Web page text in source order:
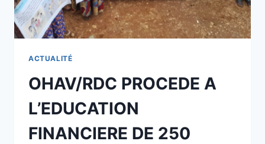
ACTUALITÉ
OHAV/RDC PROCEDE A
L’EDUCATION
FINANCIERE DE 250